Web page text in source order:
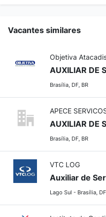
Vacantes similares
Objetiva
AUXILIAR DE
Brasília, DF, BR
APECE
Brasília, DF, BR
VTC LOG
Auxiliar de
Lago Sul - Brasília,